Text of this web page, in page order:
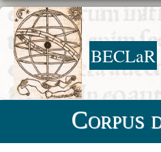
BECLaR
Corpus